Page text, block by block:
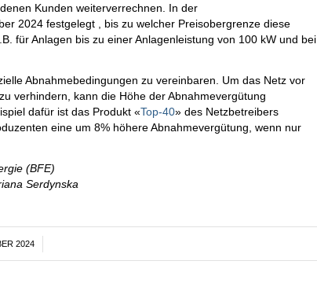
Kunden weiterverrechnen. In der
2024 festgelegt , bis zu welcher Preisobergrenze diese
für Anlagen bis zu einer Anlagenleistung von 100 kW und bei
Abnahmebedingungen zu vereinbaren. Um das Netz vor
verhindern, kann die Höhe der Abnahmevergütung
dafür ist das Produkt «Top-40» des Netzbetreibers
eine um 8% höhere Abnahmevergütung, wenn nur
(BFE)
Serdynska
2024